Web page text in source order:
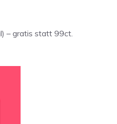
– gratis statt 99ct.